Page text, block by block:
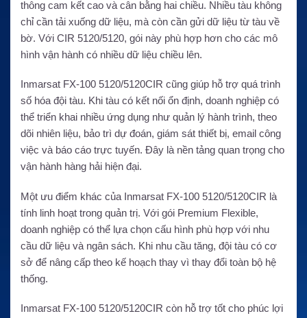
thông cam kết cao và cân bằng hai chiều. Nhiều tàu không
chỉ cần tải xuống dữ liệu, mà còn cần gửi dữ liệu từ tàu về
bờ. Với CIR 5120/5120, gói này phù hợp hơn cho các mô
hình vận hành có nhiều dữ liệu chiều lên.
Inmarsat FX-100 5120/5120CIR cũng giúp hỗ trợ quá trình
số hóa đội tàu. Khi tàu có kết nối ổn định, doanh nghiệp có
thể triển khai nhiều ứng dụng như quản lý hành trình, theo
dõi nhiên liệu, bảo trì dự đoán, giám sát thiết bị, email công
việc và báo cáo trực tuyến. Đây là nền tảng quan trọng cho
vận hành hàng hải hiện đại.
Một ưu điểm khác của Inmarsat FX-100 5120/5120CIR là
tính linh hoạt trong quản trị. Với gói Premium Flexible,
doanh nghiệp có thể lựa chọn cấu hình phù hợp với nhu
cầu dữ liệu và ngân sách. Khi nhu cầu tăng, đội tàu có cơ
sở để nâng cấp theo kế hoạch thay vì thay đổi toàn bộ hệ
thống.
Inmarsat FX-100 5120/5120CIR còn hỗ trợ tốt cho phúc lợi